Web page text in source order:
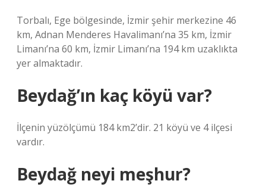
Torbalı, Ege bölgesinde, İzmir şehir merkezine 46
km, Adnan Menderes Havalimanı’na 35 km, İzmir
Limanı’na 60 km, İzmir Limanı’na 194 km uzaklıkta
yer almaktadır.
Beydağ’ın kaç köyü var?
İlçenin yüzölçümü 184 km2’dir. 21 köyü ve 4 ilçesi
vardır.
Beydağ neyi meşhur?